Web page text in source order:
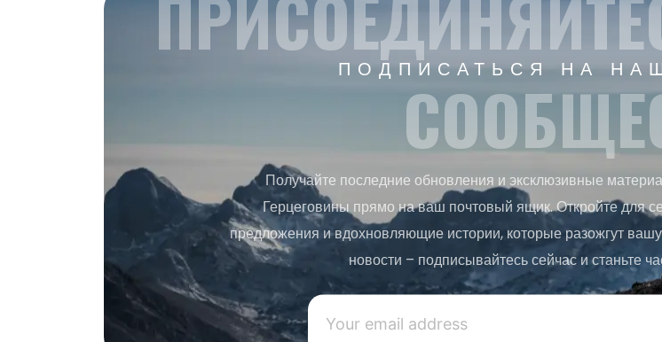
ПОДПИСАТЬСЯ НА
Получайте последние обновления и эксклюзивные
Герцеговины прямо на ваш почтовый ящик. Откройте для
предложения и вдохновляющие истории, которые разожгут
новости – подписывайтесь сейчас и станьте